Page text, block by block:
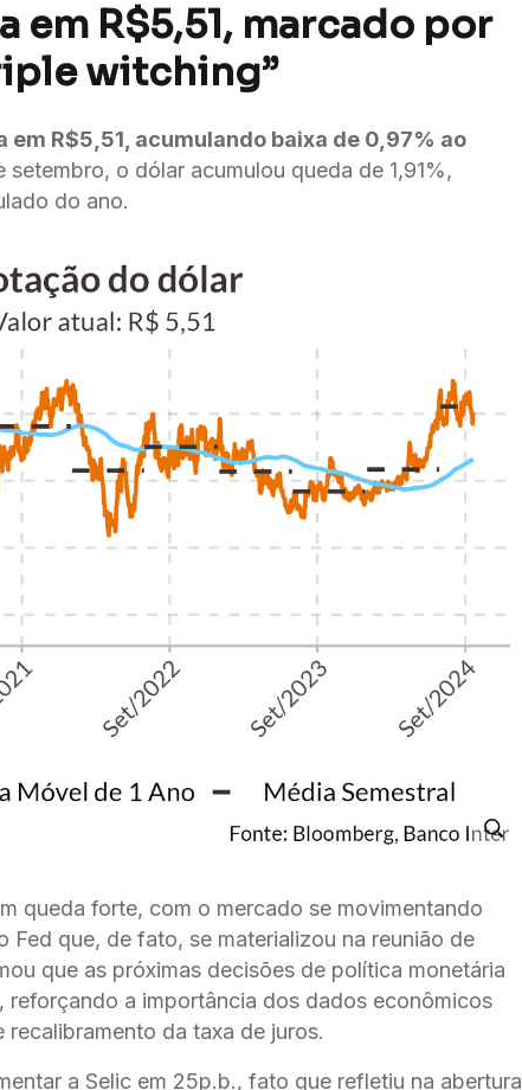
em R$5,51, marcado por
witching”
R$5,51, acumulando baixa de 0,97% ao
setembro, o dólar acumulou queda de 1,91%,
do ano.
queda forte, com o mercado se movimentando
que, de fato, se materializou na reunião de
que as próximas decisões de política monetária
reforçando a importância dos dados econômicos
da taxa de juros.
a Selic em 25p.b., fato que refletiu na abertura